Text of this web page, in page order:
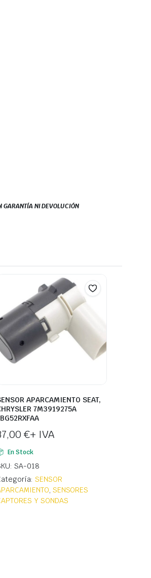
GARANTÍA NI DEVOLUCIÓN
APARCAMIENTO SEAT,
7M3919275A
€+ IVA
En Stock
SA-018
SENSOR
, SENSORES
Y SONDAS